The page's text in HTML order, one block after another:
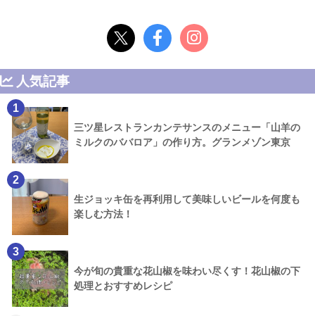
人気記事
1
三ツ星レストランカンテサンスのメニュー「山羊の
ミルクのババロア」の作り方。グランメゾン東京
2
生ジョッキ缶を再利用して美味しいビールを何度も
楽しむ方法！
3
今が旬の貴重な花山椒を味わい尽くす！花山椒の下
処理とおすすめレシピ